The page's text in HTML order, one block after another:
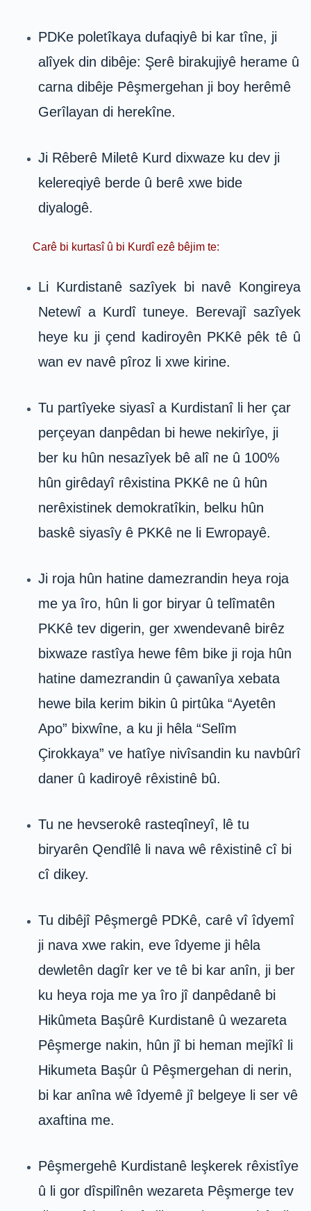
PDKe poletîkaya dufaqiyê bi kar tîne, ji
alîyek din dibêje: Şerê birakujiyê herame û
carna dibêje Pêşmergehan ji boy herêmê
Gerîlayan di herekîne.
Ji Rêberê Miletê Kurd dixwaze ku dev ji
kelereqiyê berde û berê xwe bide
diyalogê.
Carê bi kurtasî û bi Kurdî ezê bêjim te:
Li Kurdistanê sazîyek bi navê Kongireya
Netewî a Kurdî tuneye. Berevajî sazîyek
heye ku ji çend kadiroyên PKKê pêk tê û
wan ev navê pîroz li xwe kirine.
Tu partîyeke siyasî a Kurdistanî li her çar
perçeyan danpêdan bi hewe nekirîye, ji
ber ku hûn nesazîyek bê alî ne û 100%
hûn girêdayî rêxistina PKKê ne û hûn
nerêxistinek demokratîkin, belku hûn
baskê siyasîy ê PKKê ne li Ewropayê.
Ji roja hûn hatine damezrandin heya roja
me ya îro, hûn li gor biryar û telîmatên
PKKê tev digerin, ger xwendevanê birêz
bixwaze rastîya hewe fêm bike ji roja hûn
hatine damezrandin û çawanîya xebata
hewe bila kerim bikin û pirtûka “Ayetên
Apo” bixwîne, a ku ji hêla “Selîm
Çirokkaya” ve hatîye nivîsandin ku navbûrî
daner û kadiroyê rêxistinê bû.
Tu ne hevserokê rasteqîneyî, lê tu
biryarên Qendîlê li nava wê rêxistinê cî bi
cî dikey.
Tu dibêjî Pêşmergê PDKê, carê vî îdyemî
ji nava xwe rakin, eve îdyeme ji hêla
dewletên dagîr ker ve tê bi kar anîn, ji ber
ku heya roja me ya îro jî danpêdanê bi
Hikûmeta Başûrê Kurdistanê û wezareta
Pêşmerge nakin, hûn jî bi heman mejîkî li
Hikumeta Başûr û Pêşmergehan di nerin,
bi kar anîna wê îdyemê jî belgeye li ser vê
axaftina me.
Pêşmergehê Kurdistanê leşkerek rêxistîye
û li gor dîspilînên wezareta Pêşmerge tev